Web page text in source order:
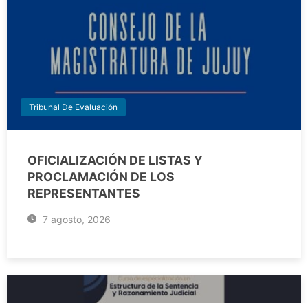
Tribunal De Evaluación
OFICIALIZACIÓN DE LISTAS Y
PROCLAMACIÓN DE LOS
REPRESENTANTES
7 agosto, 2026